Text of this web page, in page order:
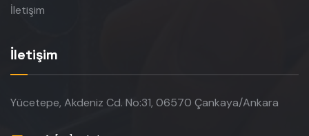
İletişim
İletişim
Yücetepe, Akdeniz Cd. No:31, 06570 Çankaya/Ankara